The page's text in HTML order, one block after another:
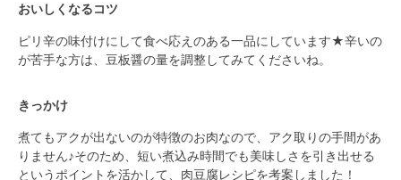
おいしくなるコツ
ピリ辛の味付けにして食べ応えのある一品にしています★辛いの
が苦手な方は、豆板醤の量を調整してみてくださいね。
きっかけ
煮てもアクが出ないのが特徴のお肉なので、アク取りの手間があ
りません♪そのため、短い煮込み時間でも美味しさを引き出せる
というポイントを活かして、肉豆腐レシピを考案しました！